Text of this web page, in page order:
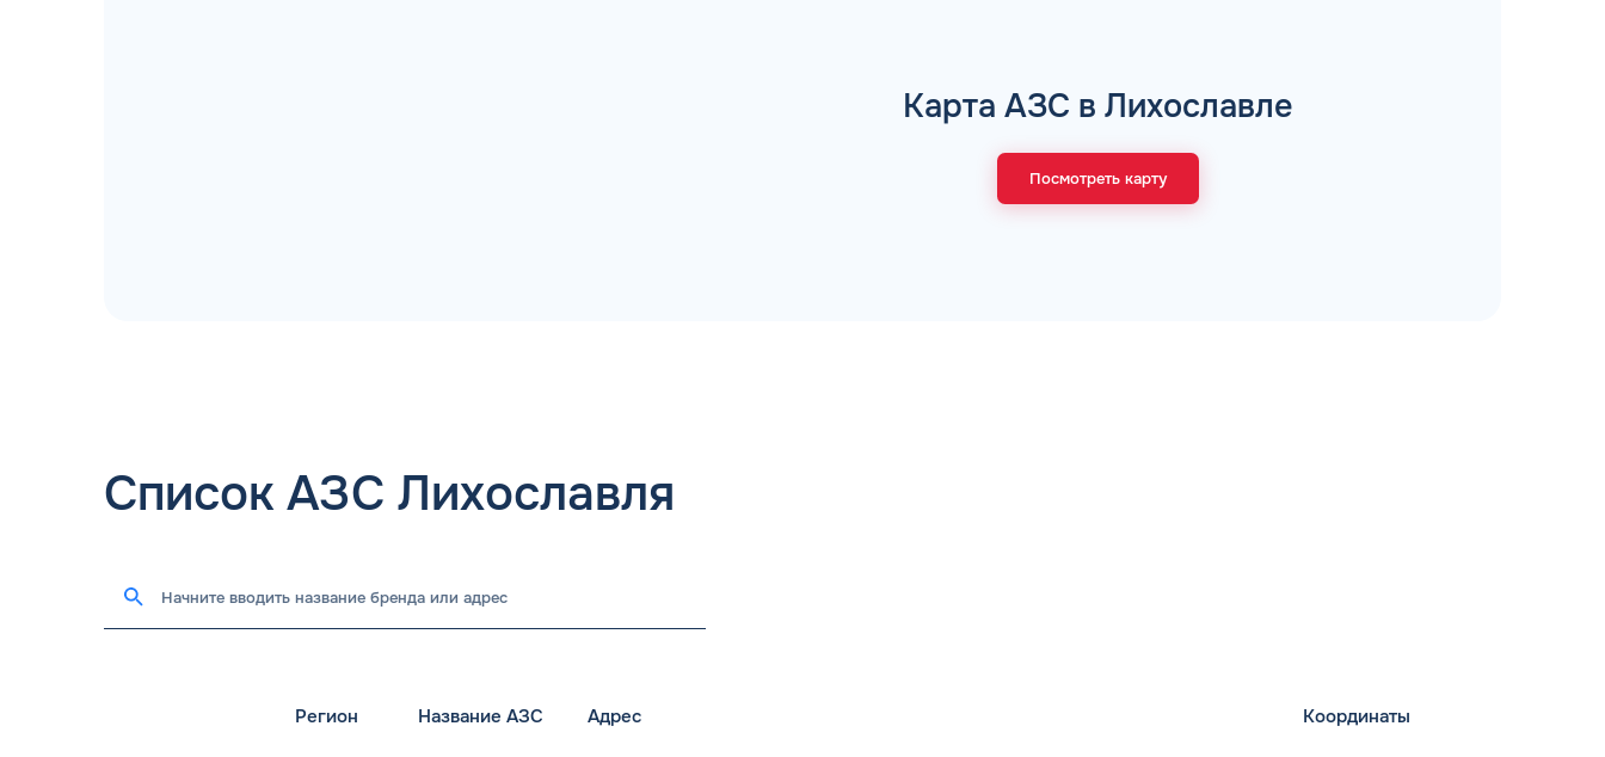
Карта АЗС в Лихославле
Посмотреть карту
Список АЗС Лихославля
Регион Название АЗС Адрес Координаты
Для юр. лиц и ИПЗАВТРА